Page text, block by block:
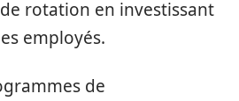
rotation en investissant
employés.
de